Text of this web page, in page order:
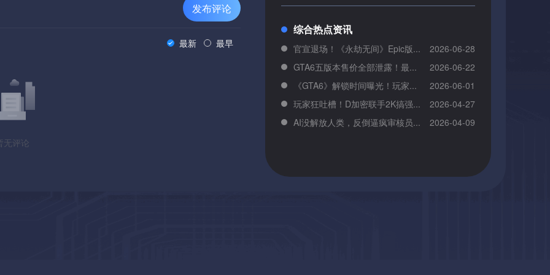
发布评论
最新 最早
无评论
综合热点资讯
官宣退场！《永劫无间》Epic版...
2026-06-28
GTA6五版本售价全部泄露！最...
2026-06-22
《GTA6》解锁时间曝光！玩家...
2026-06-01
玩家狂吐槽！D加密联手2K搞强...
2026-04-27
AI没解放人类，反倒逼疯审核员...
2026-04-09